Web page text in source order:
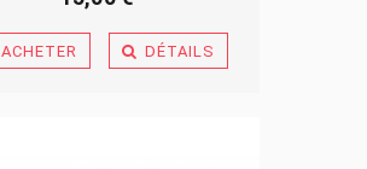
ACHETER DÉTAILS